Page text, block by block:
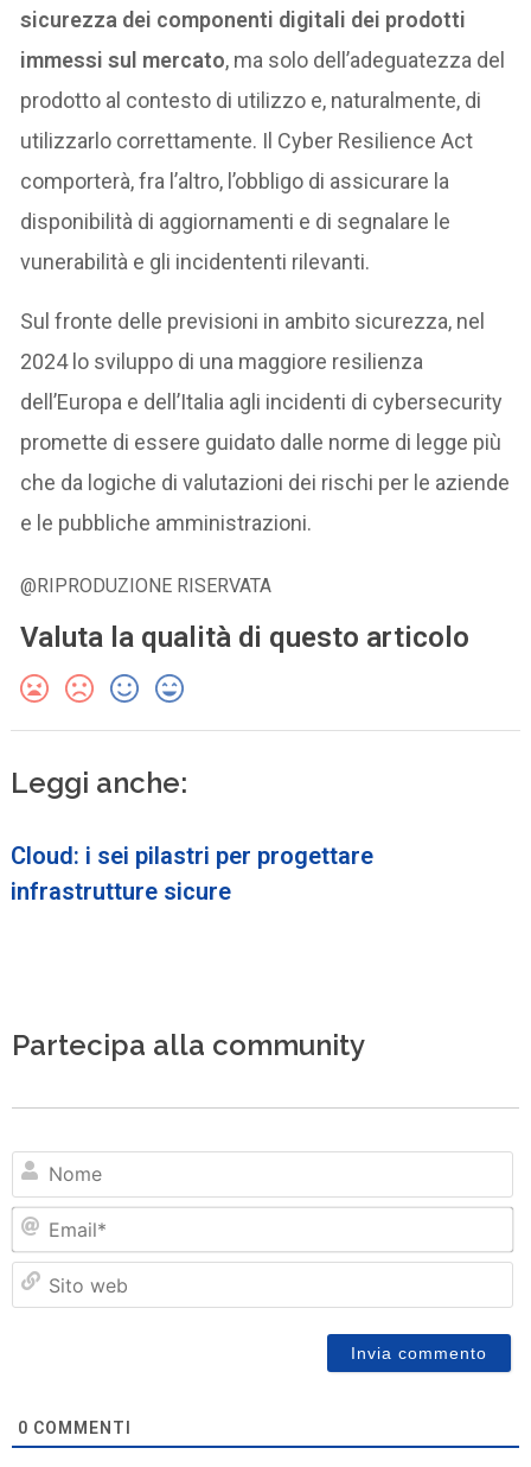
sicurezza dei componenti digitali dei prodotti
immessi sul mercato, ma solo dell’adeguatezza del
prodotto al contesto di utilizzo e, naturalmente, di
utilizzarlo correttamente. Il Cyber Resilience Act
comporterà, fra l’altro, l’obbligo di assicurare la
disponibilità di aggiornamenti e di segnalare le
vunerabilità e gli incidententi rilevanti.
Sul fronte delle previsioni in ambito sicurezza, nel
2024 lo sviluppo di una maggiore resilienza
dell’Europa e dell’Italia agli incidenti di cybersecurity
promette di essere guidato dalle norme di legge più
che da logiche di valutazioni dei rischi per le aziende
e le pubbliche amministrazioni.
@RIPRODUZIONE RISERVATA
Valuta la qualità di questo articolo
Leggi anche:
Cloud: i sei pilastri per progettare
infrastrutture sicure
Partecipa alla community
0 COMMENTI